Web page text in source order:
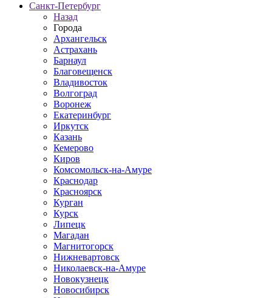
Санкт-Петербург
Назад
Города
Архангельск
Астрахань
Барнаул
Благовещенск
Владивосток
Волгоград
Воронеж
Екатеринбург
Иркутск
Казань
Кемерово
Киров
Комсомольск-на-Амуре
Краснодар
Красноярск
Курган
Курск
Липецк
Магадан
Магнитогорск
Нижневартовск
Николаевск-на-Амуре
Новокузнецк
Новосибирск